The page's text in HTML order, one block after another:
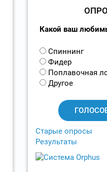
Какой ваш
В
а
р
и
Спиннинг
Фидер
Поплавочная
Другое
Старые опросы
Результаты